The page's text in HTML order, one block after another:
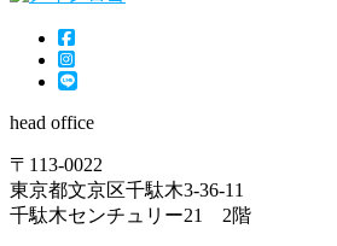
head office
〒113-0022
東京都文京区千駄木3-36-11
千駄木センチュリー21 2階